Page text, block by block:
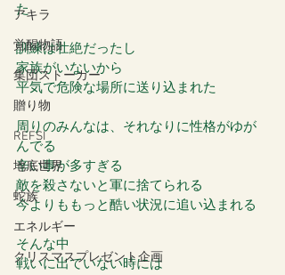
アキラ
覚醒物語
集団ストーカー
贈り物
REFSI
地底世界
蛇族
エネルギー
クリスマスプレゼント企画
た
訓練は壮絶だったし
家族がいないから
平気で危険な場所に送り込まれた
周りのみんなは、それなりに性格がゆが
んでる
辛い事が多すぎる
敵を殺さないと軍に捨てられる
今よりももっと酷い状況に追い込まれる
そんな中
戦いに出ていない時には